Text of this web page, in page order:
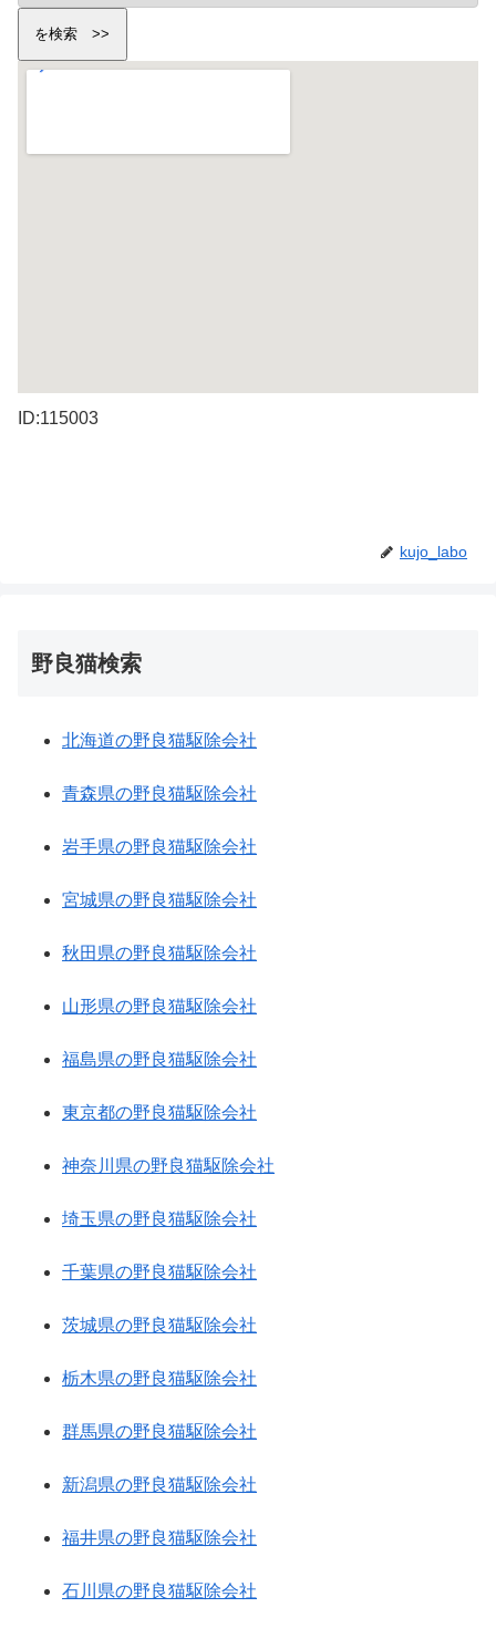
ID:115003
kujo_labo
野良猫検索
北海道の野良猫駆除会社
青森県の野良猫駆除会社
岩手県の野良猫駆除会社
宮城県の野良猫駆除会社
秋田県の野良猫駆除会社
山形県の野良猫駆除会社
福島県の野良猫駆除会社
東京都の野良猫駆除会社
神奈川県の野良猫駆除会社
埼玉県の野良猫駆除会社
千葉県の野良猫駆除会社
茨城県の野良猫駆除会社
栃木県の野良猫駆除会社
群馬県の野良猫駆除会社
新潟県の野良猫駆除会社
福井県の野良猫駆除会社
石川県の野良猫駆除会社